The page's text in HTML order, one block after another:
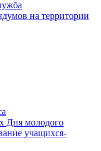
на территории
Дня молодого
учащихся-